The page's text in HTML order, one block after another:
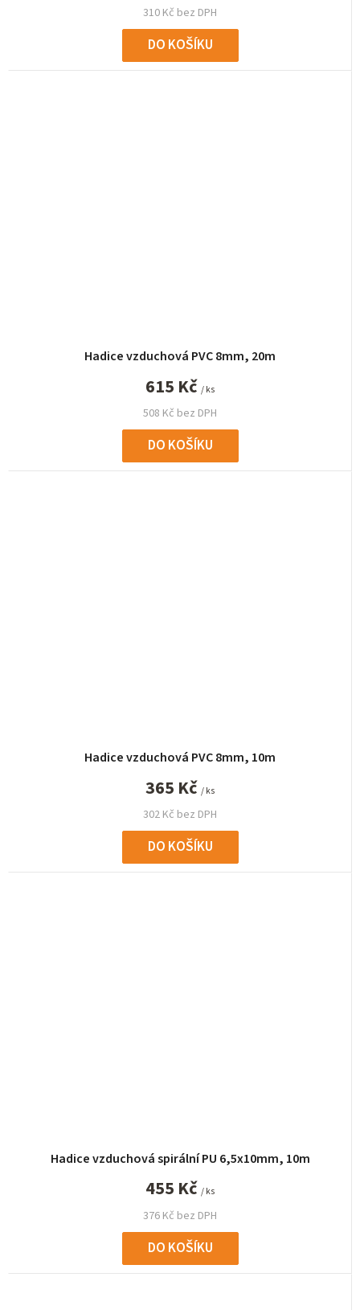
310 Kč bez DPH
DO KOŠÍKU
Hadice vzduchová PVC 8mm, 20m
508 Kč bez DPH
615 Kč / ks
DO KOŠÍKU
Hadice vzduchová PVC 8mm, 10m
302 Kč bez DPH
365 Kč / ks
DO KOŠÍKU
Hadice vzduchová spirální PU 6,5x10mm, 10m
376 Kč bez DPH
455 Kč / ks
DO KOŠÍKU